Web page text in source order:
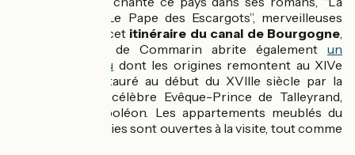
Billebaude” et “Le Pape des Escargots”, merveilleuses
introductions à cet itinéraire du canal de Bourgogne,
le petit village de Commarin abrite également un
superbe château dont les origines remontent au XIVe
siècle. Il fut restauré au début du XVIIIe siècle par la
grand-mère du célèbre Evêque-Prince de Talleyrand,
ministre de Napoléon. Les appartements meublés du
XVIIIe et les écuries sont ouvertes à la visite, tout comme